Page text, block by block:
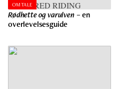
OMTALE
Rødhette og varulven– en
overlevelsesguide